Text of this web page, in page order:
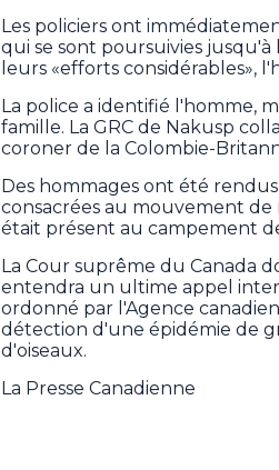
Les policiers ont
qui se sont poursuivies
leurs «efforts considérables»,
La police a identifié l'homme,
famille. La GRC de Nakusp
coroner de la Colombie-
Des hommages ont été
consacrées au mouvement de
était présent au campement
La Cour suprême du Canada
entendra un ultime appel
ordonné par l'Agence
détection d'une épidémie de
d'oiseaux.
La Presse Canadienne